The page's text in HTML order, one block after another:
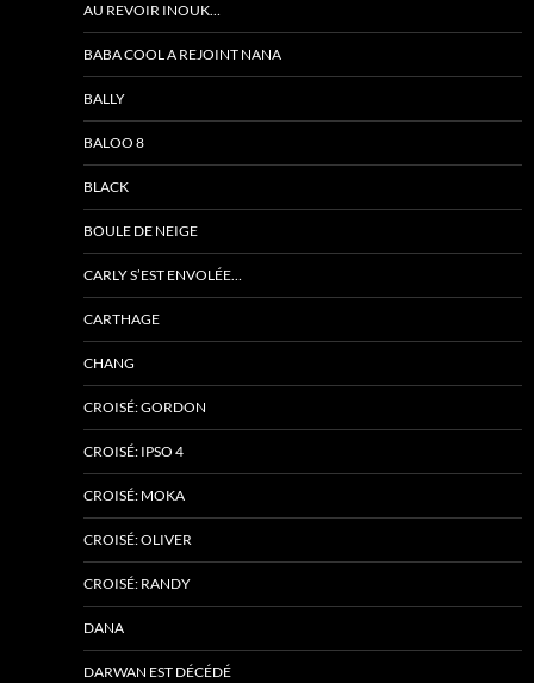
AU REVOIR INOUK…
BABA COOL A REJOINT NANA
BALLY
BALOO 8
BLACK
BOULE DE NEIGE
CARLY S’EST ENVOLÉE…
CARTHAGE
CHANG
CROISÉ: GORDON
CROISÉ: IPSO 4
CROISÉ: MOKA
CROISÉ: OLIVER
CROISÉ: RANDY
DANA
DARWAN EST DÉCÉDÉ